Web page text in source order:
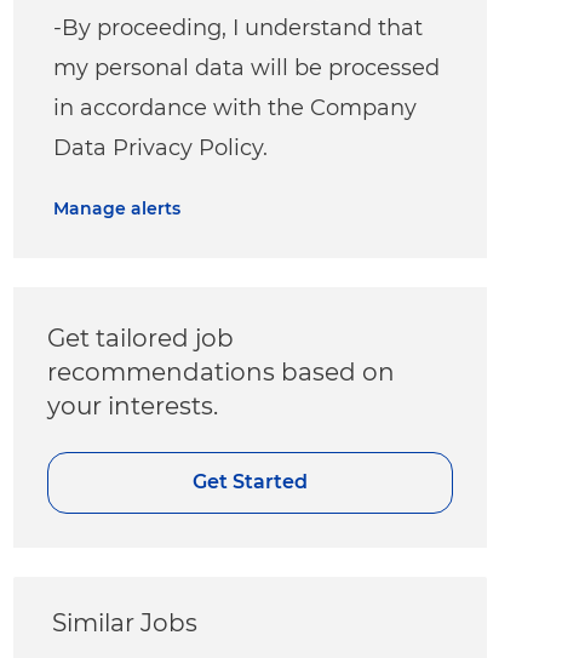
-By proceeding, I understand that
my personal data will be processed
in accordance with the Company
Data Privacy Policy.
Manage alerts
Get tailored job
recommendations based on
your interests.
Get Started
Similar Jobs